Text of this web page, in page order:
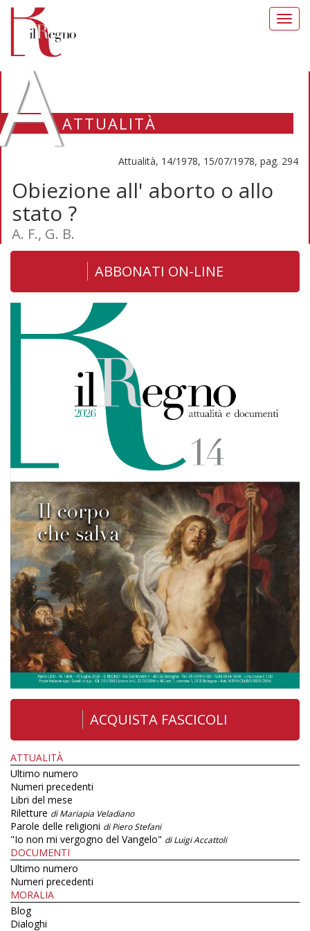
ATTUALITÀ
Attualità, 14/1978, 15/07/1978, pag. 294
Obiezione all' aborto o allo
stato ?
A. F., G. B.
ABBONATI ON-LINE
ACQUISTA FASCICOLI
ATTUALITÀ
Ultimo numero
Numeri precedenti
Libri del mese
Riletture di Mariapia Veladiano
Parole delle religioni di Piero Stefani
"Io non mi vergogno del Vangelo" di Luigi Accattoli
DOCUMENTI
Ultimo numero
Numeri precedenti
MORALIA
Blog
Dialoghi